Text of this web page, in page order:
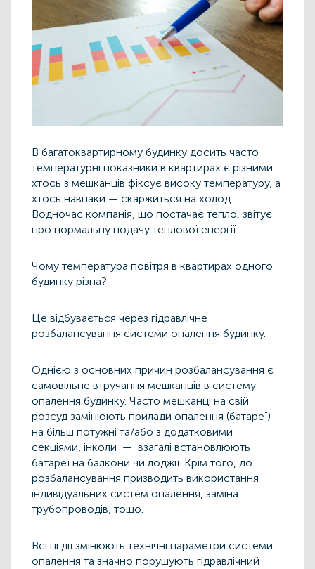
В багатоквартирному будинку досить часто
температурні показники в квартирах є різними:
хтось з мешканців фіксує високу температуру, а
хтось навпаки — скаржиться на холод.
Водночас компанія, що постачає тепло, звітує
про нормальну подачу теплової енергії.
Чому температура повітря в квартирах одного
будинку різна?
Це відбувається через гідравлічне
розбалансування системи опалення будинку.
Однією з основних причин розбалансування є
самовільне втручання мешканців в систему
опалення будинку. Часто мешканці на свій
розсуд замінюють прилади опалення (батареї)
на більш потужні та/або з додатковими
секціями, інколи — взагалі встановлюють
батареї на балкони чи лоджії. Крім того, до
розбалансування призводить використання
індивідуальних систем опалення, заміна
трубопроводів, тощо.
Всі ці дії змінюють технічні параметри системи
опалення та значно порушують гідравлічний